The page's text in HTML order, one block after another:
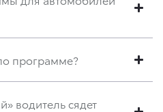
программе?
водитель сядет